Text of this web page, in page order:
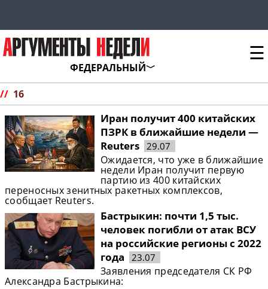
ФЕДЕРАЛЬНЫЙ
☰
// 16
Иран получит 400 китайских
ПЗРК в ближайшие недели —
Reuters 29.07
Ожидается, что уже в ближайшие
недели Иран получит первую
партию из 400 китайских
переносных зенитных ракетных комплексов,
сообщает Reuters.
Бастрыкин: почти 1,5 тыс.
человек погибли от атак ВСУ
на российские регионы с 2022
года
23.07
Заявления председателя СК РФ
Александра Бастрыкина: